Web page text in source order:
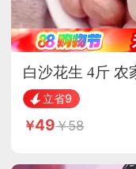
白沙花生 4斤 农
25年新花生
立省9
49 58